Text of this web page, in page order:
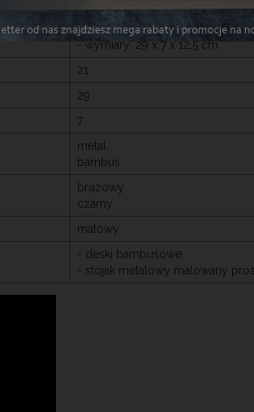
- wymiary powierzchni roboczej:
stojak metalowy
- wymiary: 29 x 7 x 12,5 cm
21
29
7
metal
bambus
brązowy
czarny
matowy
- deski bambusowe
- stojak metalowy malowany